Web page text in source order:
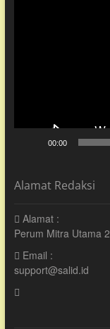
00:00
Alamat Redaksi
Alamat :
Perum Mitra Utama
Email :
support@salid.id